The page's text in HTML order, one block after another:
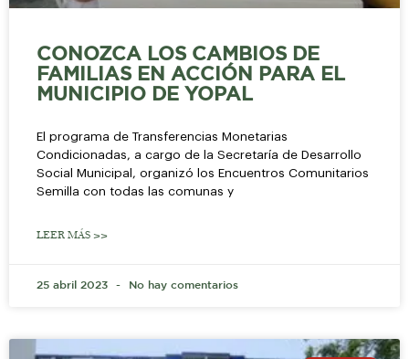
CONOZCA LOS CAMBIOS DE
FAMILIAS EN ACCIÓN PARA EL
MUNICIPIO DE YOPAL
El programa de Transferencias Monetarias
Condicionadas, a cargo de la Secretaría de Desarrollo
Social Municipal, organizó los Encuentros Comunitarios
Semilla con todas las comunas y
LEER MÁS >>
25 abril 2023 No hay comentarios